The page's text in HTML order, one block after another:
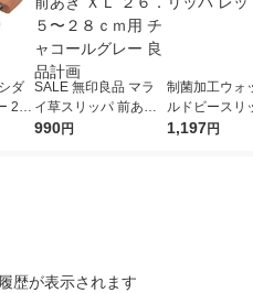
ダ
2
画
SALE 無印良品 マラ
イ草スリッパ 前あき
ＸＬ ２６．５〜２８
990円
制菌加工ウォ
ルドビースリ
ッド 1足
1,197円
歴が表示されます